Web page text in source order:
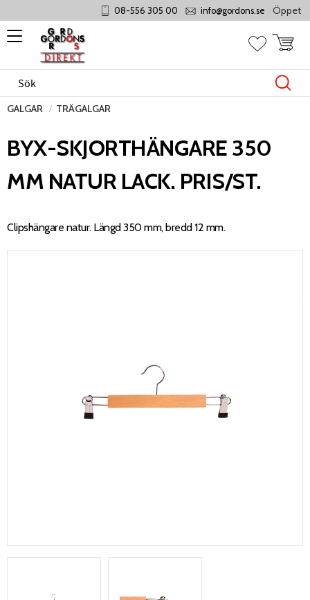
Meny
08-556 305 00 info@gordons.se Öppet
Favoriter
GALGAR TRÄGALGAR
BYX-SKJORTHÄNGARE 350
MM NATUR LACK. PRIS/ST.
Clipshängare natur. Längd 350 mm, bredd 12 mm.